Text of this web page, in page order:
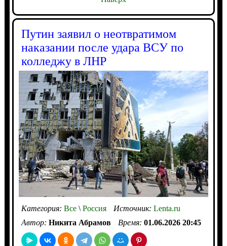
Путин заявил о неотвратимом
наказании после удара ВСУ по
колледжу в ЛНР
Категория: Все\Россия Источник: Lenta.ru
Автор: Никита Абрамов Время: 01.06.2026 20:45